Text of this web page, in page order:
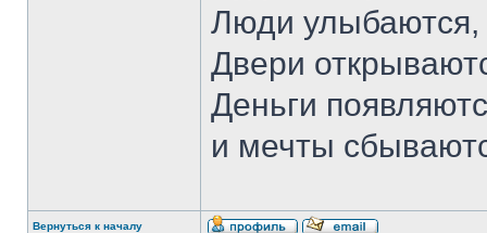
Люди улыбаются,
Двери
Деньги
и мечты
Вернуться к началу